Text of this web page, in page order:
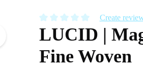
Average rating of 0 out of 5 stars
Create
LUCID |
Fine Woven